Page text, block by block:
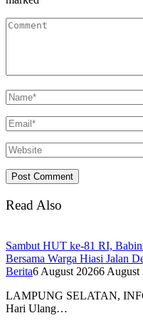
Read Also
Sambut HUT ke-81 RI,
Bersama Warga Hiasi Jalan
Berita6 August 20266 August
LAMPUNG SELATAN,
Hari Ulang…